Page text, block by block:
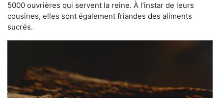
5000 ouvrières qui servent la reine. À l’instar de leurs
cousines, elles sont également friandes des aliments
sucrés.